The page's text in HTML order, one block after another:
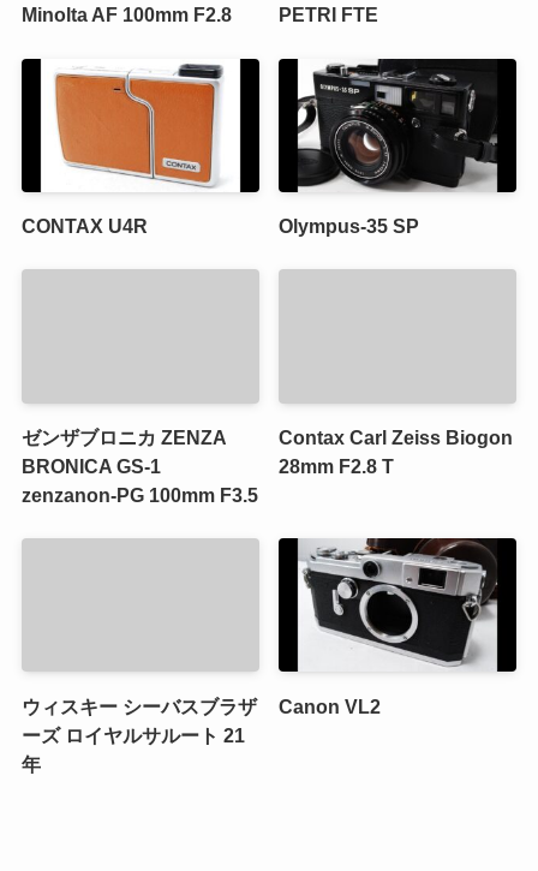
Minolta AF 100mm F2.8 PETRI FTE
CONTAX U4R Olympus-35 SP
ゼンザブロニカ ZENZA
BRONICA GS-1
zenzanon-PG 100mm F3.5
Contax Carl Zeiss Biogon
28mm F2.8 T
ウィスキー シーバスブラザ
ーズ ロイヤルサルート 21
年
Canon VL2